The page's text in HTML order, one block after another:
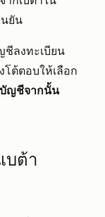
ยัน
ชีลงทะเบียน
โต้ตอบให้เลือก
บัญชีจากนั้น
บต้า